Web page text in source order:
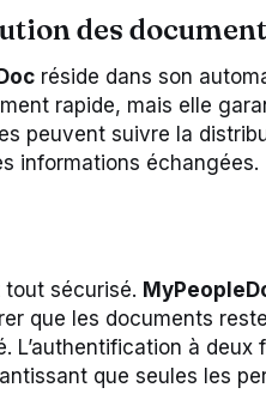
des
réside dans son
rapide, mais elle
peuvent suivre la
informations échangées.
sécurisé.
que les documents
L’authentification à deux
que seules les